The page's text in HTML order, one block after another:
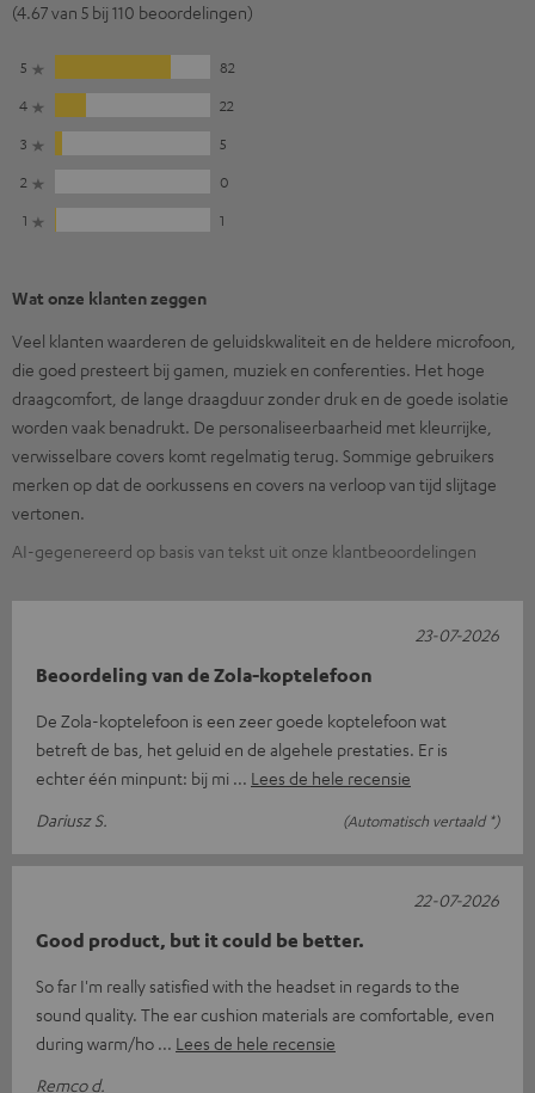
(4.67 van 5 bij 110 beoordelingen)
5
82
4
22
3
5
2
0
1
1
Wat onze klanten zeggen
Veel klanten waarderen de geluidskwaliteit en de heldere microfoon,
die goed presteert bij gamen, muziek en conferenties. Het hoge
draagcomfort, de lange draagduur zonder druk en de goede isolatie
worden vaak benadrukt. De personaliseerbaarheid met kleurrijke,
verwisselbare covers komt regelmatig terug. Sommige gebruikers
merken op dat de oorkussens en covers na verloop van tijd slijtage
vertonen.
AI-gegenereerd op basis van tekst uit onze klantbeoordelingen
Beoordeling van de Zola-koptelefoon
De Zola-koptelefoon is een zeer goede koptelefoon wat
betreft de bas, het geluid en de algehele prestaties. Er is
echter één minpunt: bij mi
Lees de hele recensie
Dariusz S.
(Automatisch vertaald *)
23-07-2026
Good product, but it could be better.
So far I'm really satisfied with the headset in regards to the
sound quality. The ear cushion materials are comfortable, even
during warm/ho
Lees de hele recensie
Remco d.
22-07-2026